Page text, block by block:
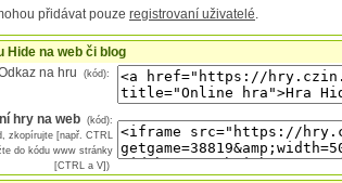
přidávat pouze registrovaní uživatelé.
Hide na web či blog
na hru
(kód):
hry na web (kód):
zkopírujte [např. CTRL
do kódu www stránky
[CTRL a V])